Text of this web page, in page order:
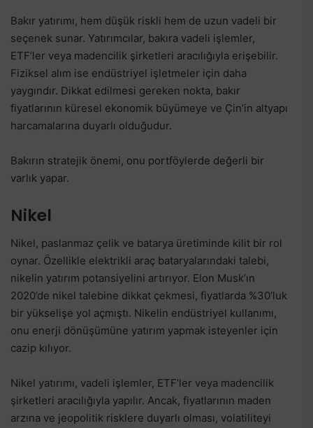
Bakır yatırımı, hem düşük riskli hem de uzun vadeli bir
seçenek sunar. Yatırımcılar, bakıra vadeli işlemler,
ETF’ler veya madencilik şirketleri aracılığıyla erişebilir.
Fiziksel alım ise endüstriyel işletmeler için daha
yaygındır. Dikkat edilmesi gereken nokta, bakır
fiyatlarının küresel ekonomik büyümeye ve Çin’in altyapı
harcamalarına duyarlı olduğudur.
Bakırın stratejik önemi, onu portföylerde değerli bir
varlık yapar.
Nikel
Nikel, paslanmaz çelik ve batarya üretiminde kilit bir rol
oynar. Özellikle elektrikli araç bataryalarındaki talebi,
nikelin yatırım potansiyelini artırıyor. Elon Musk’ın
2020’de nikel talebine dikkat çekmesi, fiyatlarda %30’luk
bir yükselişe yol açmıştı. Nikelin endüstriyel kullanımı,
onu enerji dönüşümüne yatırım yapmak isteyenler için
cazip kılıyor.
Nikel yatırımı, vadeli işlemler, ETF’ler veya madencilik
şirketleri aracılığıyla yapılır. Ancak, fiyatlarının maden
arzına ve jeopolitik risklere duyarlı olması, volatiliteyi